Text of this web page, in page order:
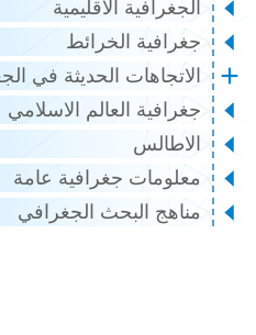
الجغرافية الاقليمية
جغرافية الخرائط
الاتجاهات الحديثة في
جغرافية العالم الاسلامي
الاطالس
معلومات جغرافية عامة
مناهج البحث الجغرافي